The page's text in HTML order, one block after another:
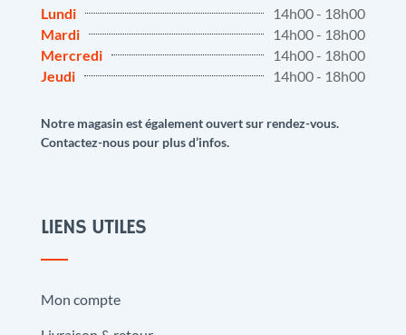
Lundi
14h00 - 18h00
Mardi
14h00 - 18h00
Mercredi
14h00 - 18h00
Jeudi
14h00 - 18h00
Notre magasin est également ouvert sur rendez-vous.
Contactez-nous pour plus d’infos.
LIENS UTILES
Mon compte